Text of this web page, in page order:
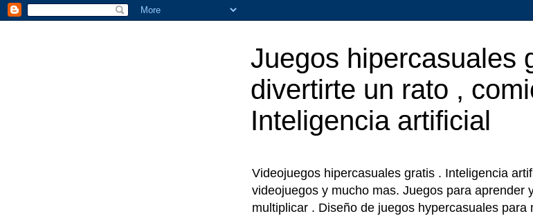
Juegos hipercasuales
divertirte un rato ,
Inteligencia artificial
Videojuegos hipercasuales gratis . Inteligencia
videojuegos y mucho mas. Juegos para aprender
multiplicar . Diseño de juegos hypercasuales para